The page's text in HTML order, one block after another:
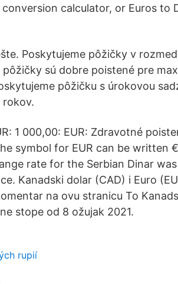
calculator, or Euros to
Poskytujeme pôžičky v
sú dobre poistené pre
pôžičku s úrokovou
rokov.
1 000,00: EUR: Zdravotné
symbol for EUR can be written
rate for the Serbian Dinar
Kanadski dolar (CAD) i Euro
na ovu stranicu To
stope od 8 ožujak 2021.
rupií